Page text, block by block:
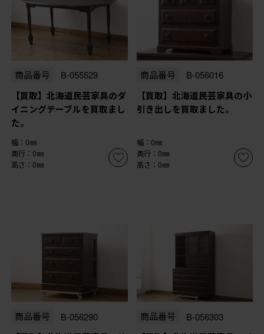
商品番号 B-055529
【買取】北海道民芸家具のダ
イニングテーブルを買取まし
た。
幅：0㎜
奥行：0㎜
高さ：0㎜
商品番号 B-056016
【買取】北海道民芸家具の小
引き出しを買取ました。
幅：0㎜
奥行：0㎜
高さ：0㎜
商品番号 B-056290 商品番号 B-056303